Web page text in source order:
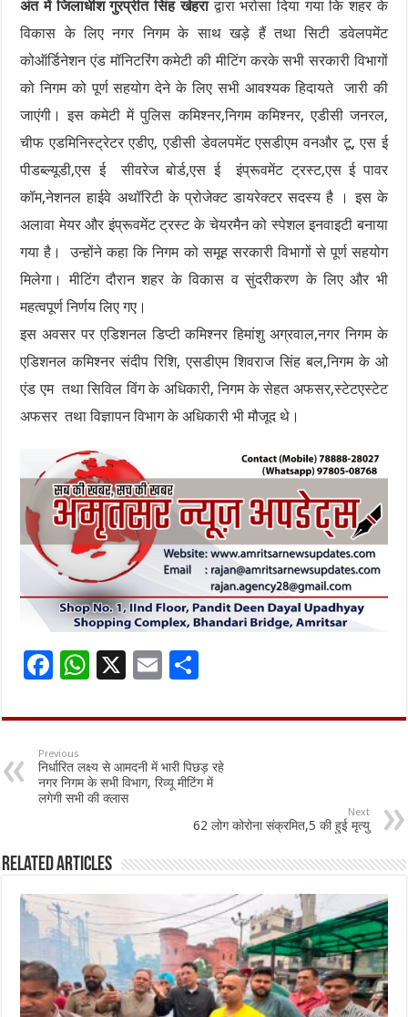
अंत में जिलाधीश गुरप्रीत सिंह खेहराद्वारा भरोसा दिया गया कि शहर के
विकास के लिए नगर निगम के साथ खड़े हैं तथा सिटी डवेलपमेंट
कोऑर्डिनेशन एंड मॉनिटरिंग कमेटी की मीटिंग करके सभी सरकारी विभागों
को निगम को पूर्ण सहयोग देने के लिए सभी आवश्यक हिदायते जारी की
जाएंगी। इस कमेटी में पुलिस कमिश्नर,निगम कमिश्नर, एडीसी जनरल,
चीफ एडमिनिस्ट्रेटर एडीए, एडीसी डेवलपमेंट एसडीएम वनऔर टू, एस ई
पीडब्ल्यूडी,एस ई सीवरेज बोर्ड,एस ई इंप्रूवमेंट ट्रस्ट,एस ई पावर
कॉम,नेशनल हाईवे अथॉरिटी के प्रोजेक्ट डायरेक्टर सदस्य है । इस के
अलावा मेयर और इंप्रूवमेंट ट्रस्ट के चेयरमैन को स्पेशल इनवाइटी बनाया
गया है। उन्होंने कहा कि निगम को समूह सरकारी विभागों से पूर्ण सहयोग
मिलेगा। मीटिंग दौरान शहर के विकास व सुंदरीकरण के लिए और भी
महत्वपूर्ण निर्णय लिए गए।
इस अवसर पर एडिशनल डिप्टी कमिश्नर हिमांशु अग्रवाल,नगर निगम के
एडिशनल कमिश्नर संदीप रिशि, एसडीएम शिवराज सिंह बल,निगम के ओ
एंड एम तथा सिविल विंग के अधिकारी, निगम के सेहत अफसर,स्टेटएस्टेट
अफसर तथा विज्ञापन विभाग के अधिकारी भी मौजूद थे।
F
e
b
o
o
W
at
sA
p
p
X
E
ai ar
Previous
निर्धारित लक्ष्य से आमदनी में भारी पिछड़ रहे
नगर निगम के सभी विभाग, रिव्यू मीटिंग में
लगेगी सभी की क्लास
Next
62 लोग कोरोना संक्रमित,5 की हुई मृत्यु
Related Articles